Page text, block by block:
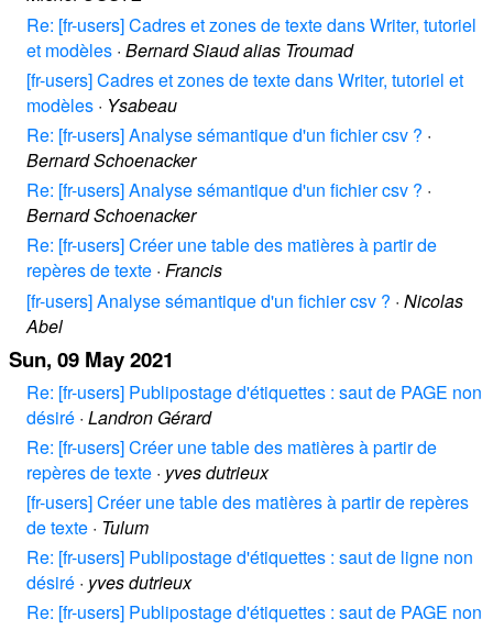
Re: [fr-users] Cadres et zones de texte dans Writer, tutoriel
et modèles · Bernard Siaud alias Troumad
[fr-users] Cadres et zones de texte dans Writer, tutoriel et
modèles · Ysabeau
Re: [fr-users] Analyse sémantique d'un fichier csv ? ·
Bernard Schoenacker
Re: [fr-users] Analyse sémantique d'un fichier csv ? ·
Bernard Schoenacker
Re: [fr-users] Créer une table des matières à partir de
repères de texte · Francis
[fr-users] Analyse sémantique d'un fichier csv ? · Nicolas
Abel
Sun, 09 May 2021
Re: [fr-users] Publipostage d'étiquettes : saut de PAGE non
désiré · Landron Gérard
Re: [fr-users] Créer une table des matières à partir de
repères de texte · yves dutrieux
[fr-users] Créer une table des matières à partir de repères
de texte · Tulum
Re: [fr-users] Publipostage d'étiquettes : saut de ligne non
désiré · yves dutrieux
Re: [fr-users] Publipostage d'étiquettes : saut de PAGE non